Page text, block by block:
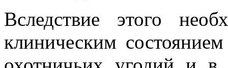
Вследствие этого
клиническим